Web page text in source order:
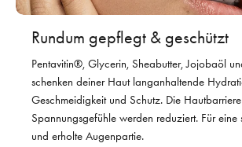
Rundum gepflegt & geschützt
Pentavitin®, Glycerin, Sheabutter, Jojobaöl
schenken deiner Haut langanhaltende
Geschmeidigkeit und Schutz. Die
Spannungsgefühle werden reduziert. Für
und erholte Augenpartie.